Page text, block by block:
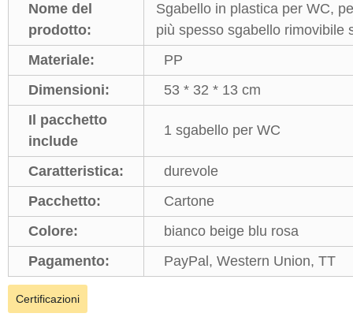
Nome del
prodotto:
Sgabello in plastica per WC,
più spesso sgabello rimovibile
Materiale:
PP
Dimensioni:
53 * 32 * 13 cm
Il pacchetto
include
1 sgabello per WC
Caratteristica:
durevole
Pacchetto:
Cartone
Colore:
bianco beige blu rosa
Pagamento:
PayPal, Western Union, TT
Certificazioni